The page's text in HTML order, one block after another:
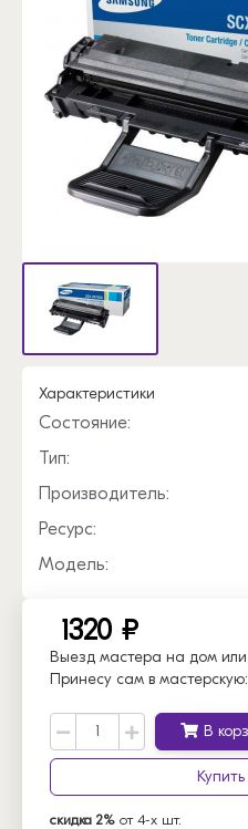
Характеристики
Состояние:
Тип:
Производитель:
Ресурс:
Модель:
1320 ₽
Выезд мастера на дом
Принесу сам в мастерскую:
В
Купить
скидка 2% от 4-х шт.